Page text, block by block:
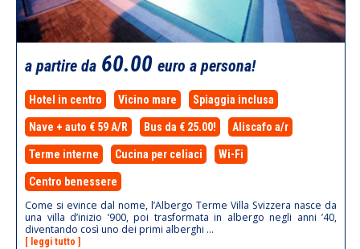
a partire da 60.00 euro a persona!
Hotel in centro Vicino mare Spiaggia inclusa
Nave + auto € 59 A/R Bus da € 25.00! Aliscafo a/r
Terme interne Cucina per celiaci Wi-Fi
Centro benessere
Come si evince dal nome, l’Albergo Terme Villa Svizzera nasce da
una villa d’inizio ‘900, poi trasformata in albergo negli anni ’40,
diventando così uno dei primi alberghi ...
[ leggi tutto ]